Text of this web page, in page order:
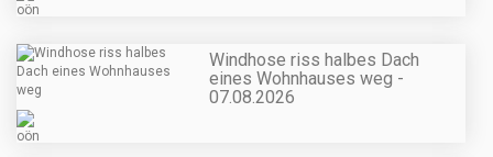
Windhose riss halbes Dach
eines Wohnhauses weg -
07.08.2026